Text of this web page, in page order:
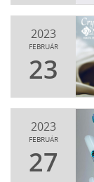
2023
FEBRUÁR
23
2023
FEBRUÁR
27